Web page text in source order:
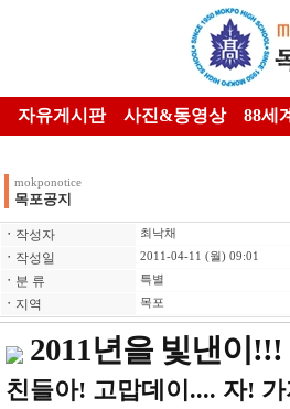
자유게시판 사진&동영상 88세
mokponotice
목포공지
ㆍ 작성자 최낙채
ㆍ 작성일 2011-04-11 (월) 09:01
ㆍ 분 류 특별
ㆍ 지역 목포
2011년을 빛낸이!!!
친들아! 고맙데이.... 자! 가